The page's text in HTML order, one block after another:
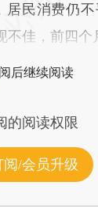
民消费仍
佳，前四个
后继续阅读
的阅读权限
阅/会员升级